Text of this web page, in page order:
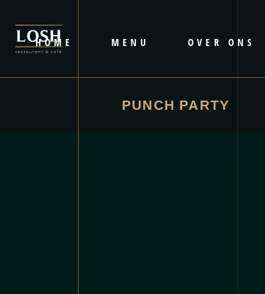
HOME MENU OVER ONS
PUNCH PARTY